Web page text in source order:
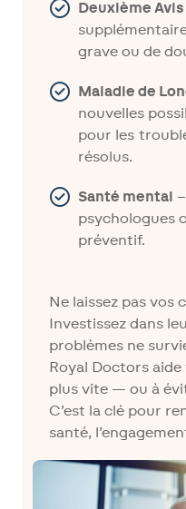
Deuxième Avis
grave ou de
Maladie de
nouvelles
pour les
résolus.
Santé mental
psychologues
préventif.
Ne laissez pas
Investissez dans
problèmes ne
Royal Doctors
plus vite — ou à
C’est la clé pour
santé,